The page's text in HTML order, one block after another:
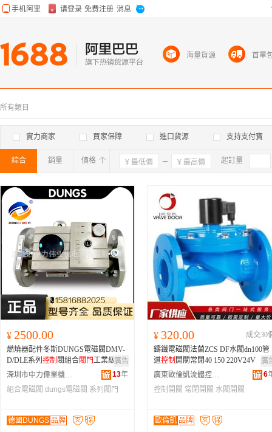
所有類目
實力商家 買家保障 進口貨源 支持支付寶
綜合 銷量 價格 確定 起訂量
¥ 2500.00
燃燒器配件冬斯DUNGS電磁閥DMV-
D/DLE系列 控制 閥組合閥門工業級廣告
深圳市中力偉業機電設備有限公司
13年
組合電磁閥 dungs電磁閥 系列閥門
德國DUNGS 品牌
¥ 320.00
成交30
鑄鐵電磁閥法蘭ZCS DF水閥dn100管
道控制 開關常閉40 150 220V24V
廣
廣東歐倫凱流體控制技術有限公司
6
控制開關 常閉開關 水閥開關
歐倫凱 品牌
海量貨源 首單